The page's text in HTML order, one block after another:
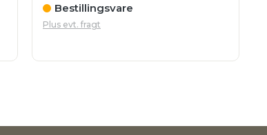
Bestillingsvare
Plus evt. fragt